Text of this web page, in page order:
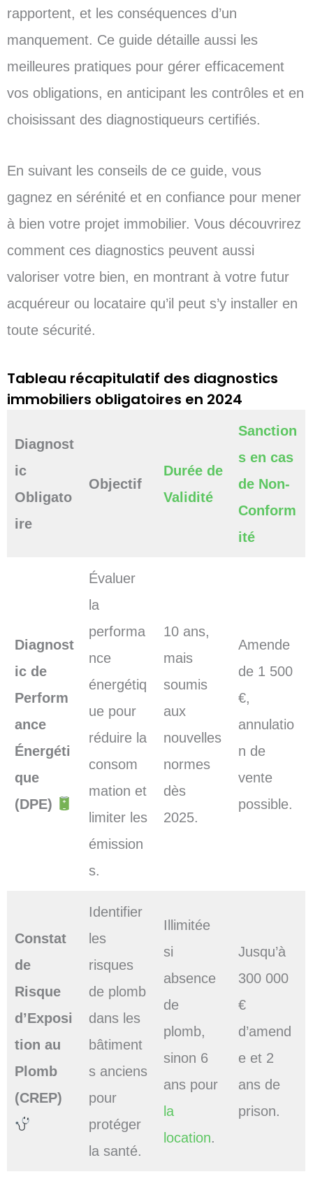
rapportent, et les conséquences d’un
manquement. Ce guide détaille aussi les
meilleures pratiques pour gérer efficacement
vos obligations, en anticipant les contrôles et en
choisissant des diagnostiqueurs certifiés.
En suivant les conseils de ce guide, vous
gagnez en sérénité et en confiance pour mener
à bien votre projet immobilier. Vous découvrirez
comment ces diagnostics peuvent aussi
valoriser votre bien, en montrant à votre futur
acquéreur ou locataire qu’il peut s’y installer en
toute sécurité.
Tableau récapitulatif des diagnostics
immobiliers obligatoires en 2024
Diagnost
ic
Obligato
ire
Objectif
Durée de
Validité
Sanction
s en cas
de Non-
Conform
ité
Diagnost
ic de
Perform
ance
Énergéti
que
(DPE)
Évaluer
la
performa
nce
énergétiq
ue pour
réduire la
consom
mation et
limiter les
émission
s.
10 ans,
mais
soumis
aux
nouvelles
normes
dès
2025.
Amende
de 1 500
€,
annulatio
n de
vente
possible.
Constat
de
Risque
d’Exposi
tion au
Plomb
(CREP)
Identifier
les
risques
de plomb
dans les
bâtiment
s anciens
pour
protéger
la santé.
Illimitée
si
absence
de
plomb,
sinon 6
ans pour
la
location.
Jusqu’à
300 000
€
d’amend
e et 2
ans de
prison.